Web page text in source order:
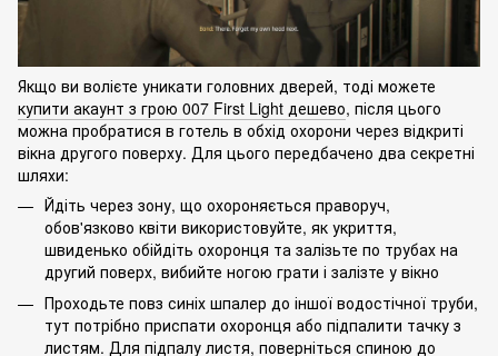
Якщо ви волієте уникати головних дверей, тоді можете
купити акаунт з грою 007 First Light дешево, після цього
можна пробратися в готель в обхід охорони через відкриті
вікна другого поверху. Для цього передбачено два секретні
шляхи:
Йдіть через зону, що охороняється праворуч,
обов'язково квіти використовуйте, як укриття,
швиденько обійдіть охоронця та залізьте по трубах на
другий поверх, вибийте ногою грати і залізте у вікно
Проходьте повз синіх шпалер до іншої водостічної труби,
тут потрібно приспати охоронця або підпалити тачку з
листям. Для підпалу листя, поверніться спиною до